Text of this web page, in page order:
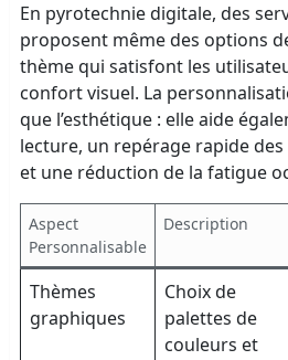
En pyrotechnie digitale, des
proposent même des options
thème qui satisfont les
confort visuel. La
que l’esthétique : elle aide
lecture, un repérage rapide
et une réduction de la fatigue
Aspect
Personnalisable
Description
Thèmes
graphiques
Choix de
palettes de
couleurs et